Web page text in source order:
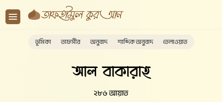
ভূমিকা তাফসীর অনুবাদ শাব্দিক অনুবাদ তেলাওয়াত
আল বাকারাহ
২৮৬ আয়াত